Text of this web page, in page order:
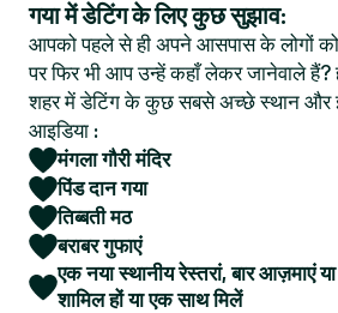
गया में डेटिंग के लिए कुछ सुझाव:
आपको पहले से ही अपने आसपास के लोगों
पर फिर भी आप उन्हें कहाँ लेकर जानेवाले
शहर में डेटिंग के कुछ सबसे अच्छे स्थान और
आइडिया :
मंगला गौरी मंदिर
पिंड दान गया
तिब्बती मठ
बराबर गुफाएं
एक नया स्थानीय रेस्तरां, बार आज़माएं
शामिल हों या एक साथ मिलें